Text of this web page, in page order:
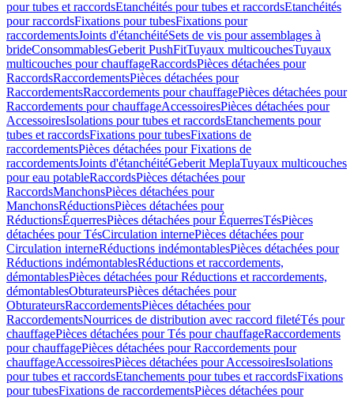
pour tubes et raccordsEtanchéités pour tubes et raccordsEtanchéités
pour raccordsFixations pour tubesFixations pour
raccordementsJoints d'étanchéitéSets de vis pour assemblages à
brideConsommablesGeberit PushFitTuyaux multicouchesTuyaux
multicouches pour chauffageRaccordsPièces détachées pour
RaccordsRaccordementsPièces détachées pour
RaccordementsRaccordements pour chauffagePièces détachées pour
Raccordements pour chauffageAccessoiresPièces détachées pour
AccessoiresIsolations pour tubes et raccordsEtanchements pour
tubes et raccordsFixations pour tubesFixations de
raccordementsPièces détachées pour Fixations de
raccordementsJoints d'étanchéitéGeberit MeplaTuyaux multicouches
pour eau potableRaccordsPièces détachées pour
RaccordsManchonsPièces détachées pour
ManchonsRéductionsPièces détachées pour
RéductionsÉquerresPièces détachées pour ÉquerresTésPièces
détachées pour TésCirculation internePièces détachées pour
Circulation interneRéductions indémontablesPièces détachées pour
Réductions indémontablesRéductions et raccordements,
démontablesPièces détachées pour Réductions et raccordements,
démontablesObturateursPièces détachées pour
ObturateursRaccordementsPièces détachées pour
RaccordementsNourrices de distribution avec raccord filetéTés pour
chauffagePièces détachées pour Tés pour chauffageRaccordements
pour chauffagePièces détachées pour Raccordements pour
chauffageAccessoiresPièces détachées pour AccessoiresIsolations
pour tubes et raccordsEtanchements pour tubes et raccordsFixations
pour tubesFixations de raccordementsPièces détachées pour